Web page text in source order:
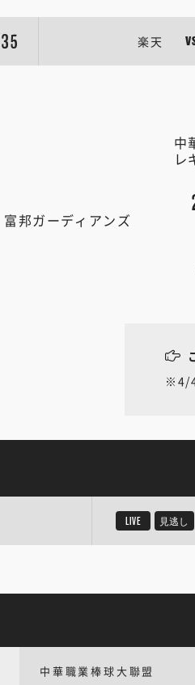
楽天
中
レ
富邦ガーディアンズ
※4/4
LIVE 見逃し
中華職業棒球大聯盟